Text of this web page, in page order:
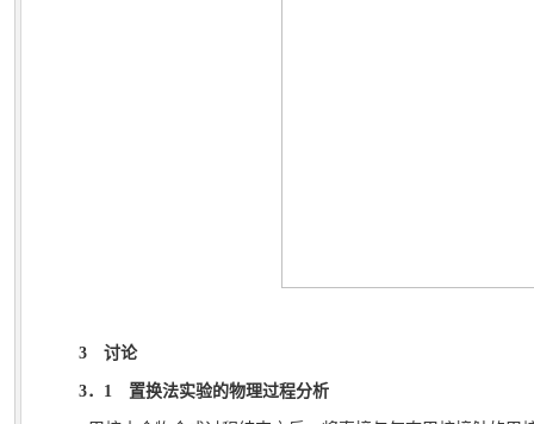
3 讨论
3． 1 置换法实验的物理过程分析